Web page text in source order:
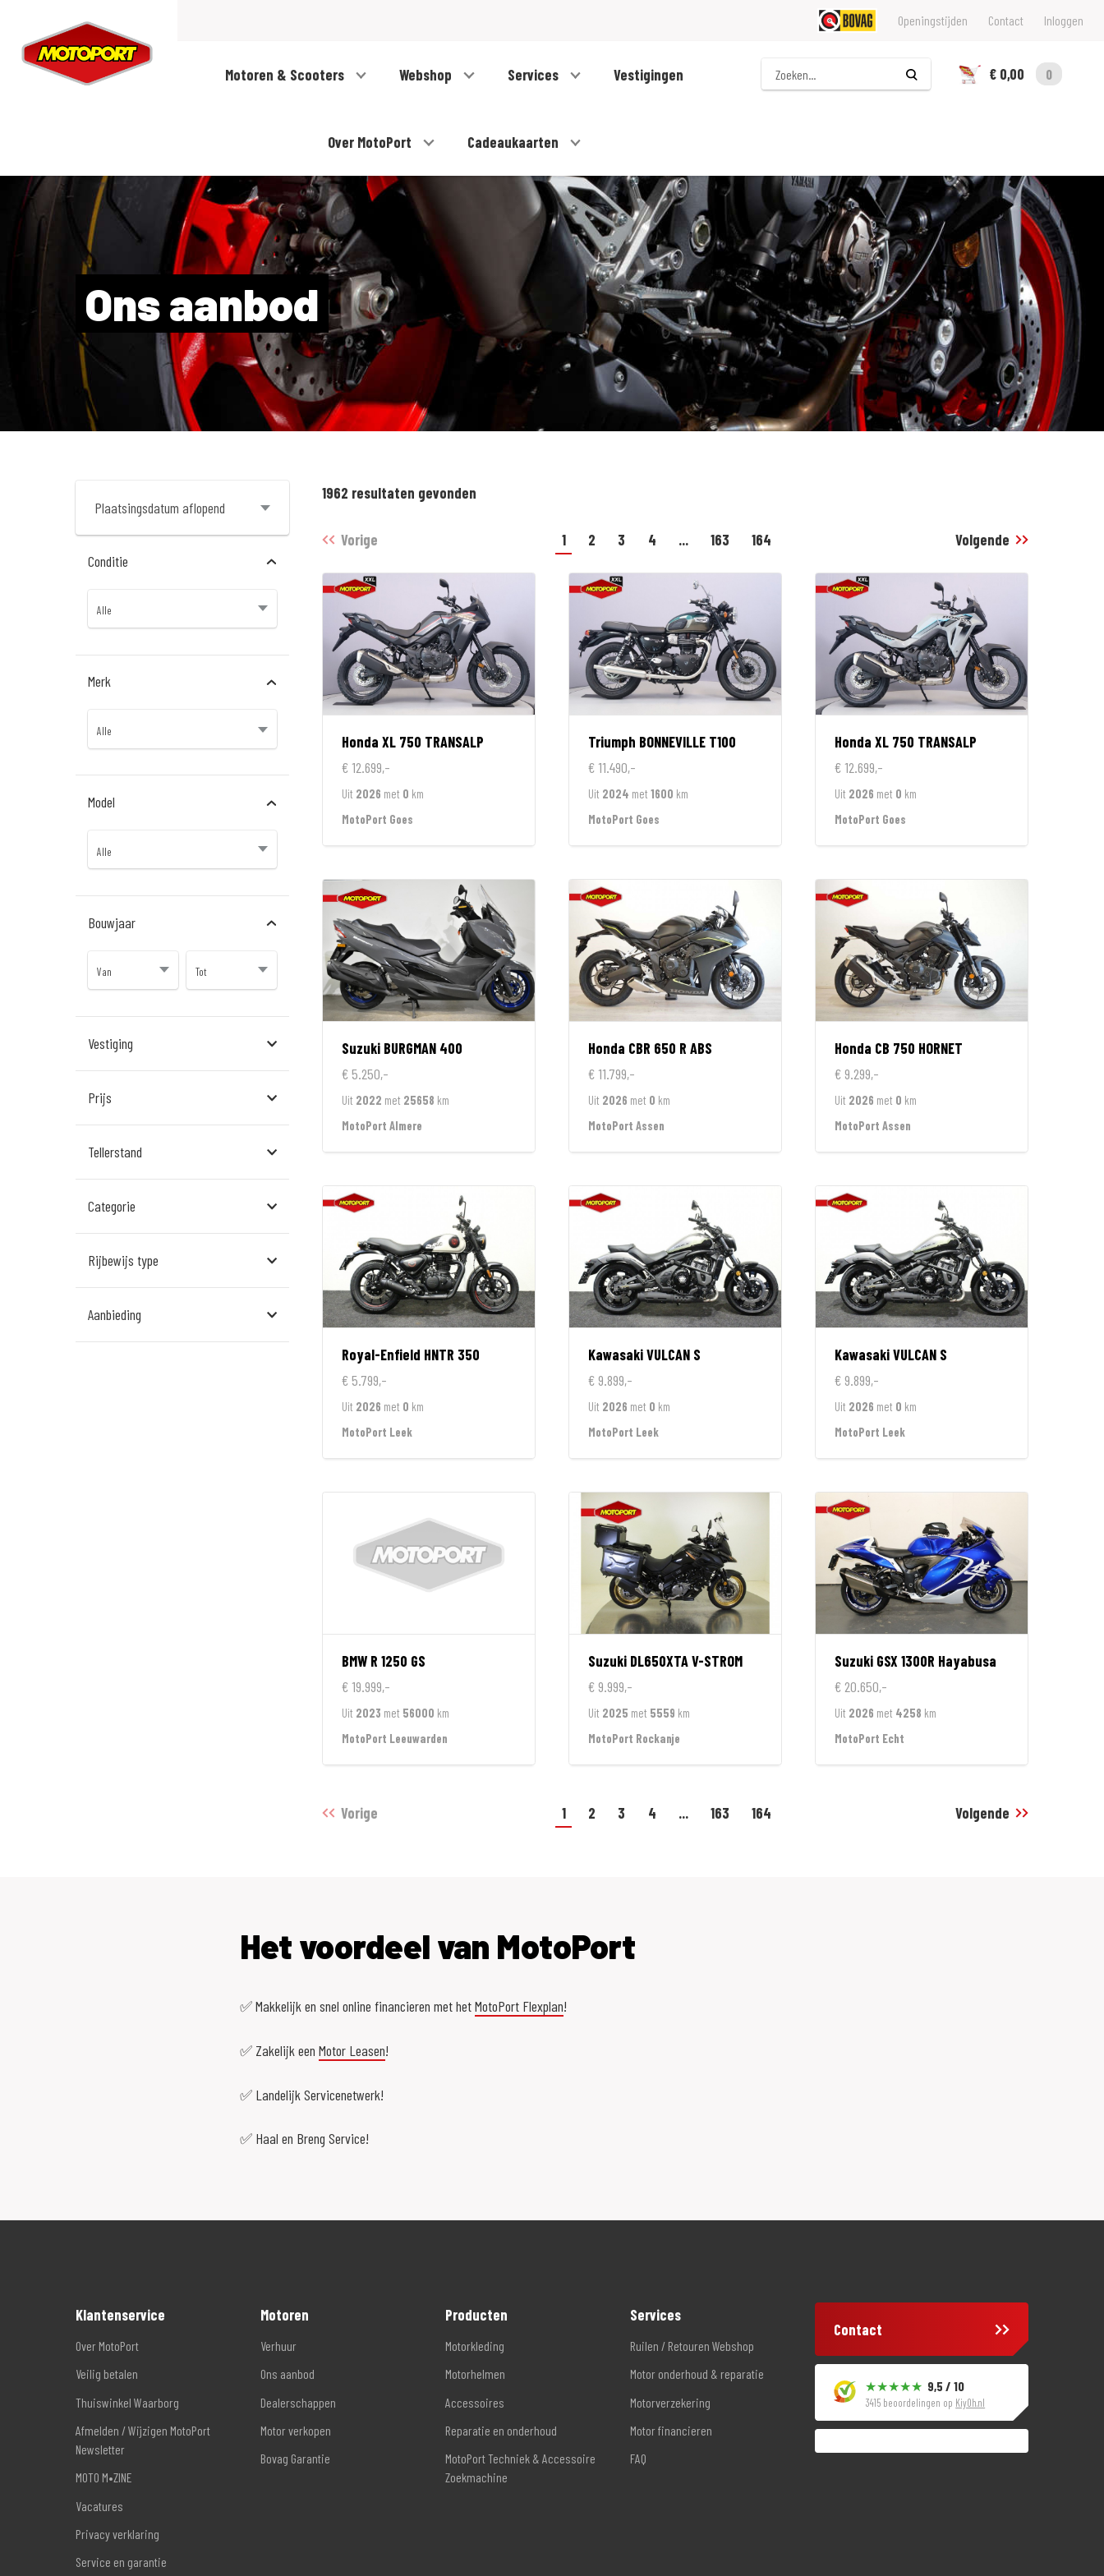
Openingstijden Contact Inloggen
Motoren & Scooters Webshop Services Vestigingen
Over MotoPort Cadeaukaarten
Zoeken
€ 0,00
0
Ons aanbod
Conditie
Merk
Model
Bouwjaar
Vestiging
Den Bosch
Hillegom
Leek
Leeuwarden
Prijs
Tellerstand
Categorie
Rijbewijs type
Aanbieding
1962 resultaten gevonden
Vorige 1 2 3 4 ... 163 164 Volgende
Honda XL 750 TRANSALP
€ 12.699,-
Uit 2026 met 0 km
MotoPort Goes
Triumph BONNEVILLE T100
€ 11.490,-
Uit 2024 met 1600 km
MotoPort Goes
Honda XL 750 TRANSALP
€ 12.699,-
Uit 2026 met 0 km
MotoPort Goes
Suzuki BURGMAN 400
€ 5.250,-
Uit 2022 met 25658 km
MotoPort Almere
Honda CBR 650 R ABS
€ 11.799,-
Uit 2026 met 0 km
MotoPort Assen
Honda CB 750 HORNET
€ 9.299,-
Uit 2026 met 0 km
MotoPort Assen
Royal-Enfield HNTR 350
€ 5.799,-
Uit 2026 met 0 km
MotoPort Leek
KawasakiVULCAN S
€ 9.899,-
Uit 2026 met 0 km
MotoPort Leek
KawasakiVULCAN S
€ 9.899,-
Uit 2026 met 0 km
MotoPort Leek
BMW R 1250 GS
€ 19.999,-
Uit 2023 met 56000 km
MotoPort Leeuwarden
Suzuki DL650XTA V-STROM
€ 9.999,-
Uit 2025 met 5559 km
MotoPort Rockanje
Suzuki GSX 1300R Hayabusa
€ 20.650,-
Uit 2026 met 4258 km
MotoPort Echt
Vorige 1 2 3 4 ... 163 164 Volgende
Het voordeel van MotoPort
✅ Makkelijk en snel online financieren met hetMotoPort Flexplan!
✅ Zakelijk een Motor Leasen!
✅ Landelijk Servicenetwerk!
✅ Haal en Breng Service!
Klantenservice
Over MotoPort
Veilig betalen
Thuiswinkel Waarborg
Afmelden / Wijzigen MotoPort
Newsletter
MOTO M•ZINE
Vacatures
Privacy verklaring
Service en garantie
Motoren
Verhuur
Ons aanbod
Dealerschappen
Motor verkopen
Bovag Garantie
Producten
Motorkleding
Motorhelmen
Accessoires
Reparatie en onderhoud
MotoPort Techniek & Accessoire
Zoekmachine
Services
Ruilen / Retouren Webshop
Motor onderhoud & reparatie
Motorverzekering
Motor financieren
FAQ
Contact
9,5 / 10
3415 beoordelingen op KiyOh.nl